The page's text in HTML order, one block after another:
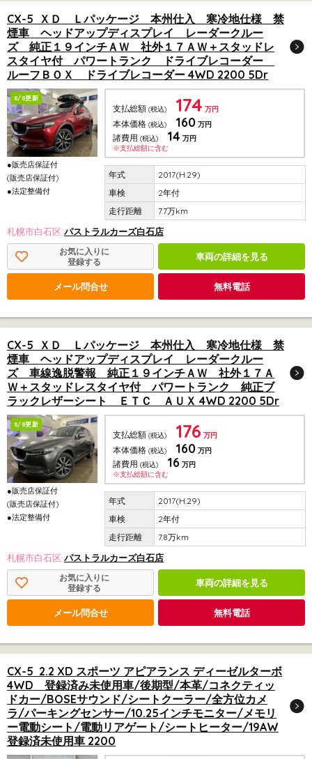
CX-5 ＸＤ Ｌパッケージ 本州仕入 寒冷地仕様 禁
煙車 ヘッドアップディスプレイ レーダークルー
ズ 純正１９インチＡＷ 社外１７ＡＷ＋スタッドレ
スタイヤ付 パワートランク ドライブレコーダー
ルーフＢＯＸ ドライブレコーダー 4WD 2200 5Dr
8/8更新
●販売店保証付
(販売店保証付)
●法定整備付
支払総額 (税込) 174 万円
本体価格 (税込) 160 万円
諸費用 (税込) 14 万円
※支払総額に含む
2017(H.29)
2年付
7.7万km
札幌市白石区 パストラルカーズ白石店
お気に入りに
登録する
車両の詳細を見る
メール問合せ 無料電話
CX-5 ＸＤ Ｌパッケージ 本州仕入 寒冷地仕様 禁
煙車 ヘッドアップディスプレイ レーダークルー
ズ 車線逸脱警報 純正１９インチＡＷ 社外１７Ａ
Ｗ＋スタッドレスタイヤ付 パワートランク 純正ブ
ラックレザーシート ＥＴＣ ＡＵＸ 4WD 2200 5Dr
8/8更新
●販売店保証付
(販売店保証付)
●法定整備付
支払総額 (税込) 176 万円
本体価格 (税込) 160 万円
諸費用 (税込) 16 万円
※支払総額に含む
2017(H.29)
2年付
7.8万km
札幌市白石区 パストラルカーズ白石店
お気に入りに
登録する
車両の詳細を見る
メール問合せ 無料電話
CX-5 2.2 XD スポーツ アピアランス ディーゼルターボ
4WD 登録済み未使用車/後期型/本革/コネクティッ
ドカー/BOSEサウンド/シートクーラー/全方位カメ
ラ/パーキングセンサー/10.25インチモニター/メモリ
ー電動シート/電動リアゲート/シートヒーター/19AW
登録済未使用車 2200